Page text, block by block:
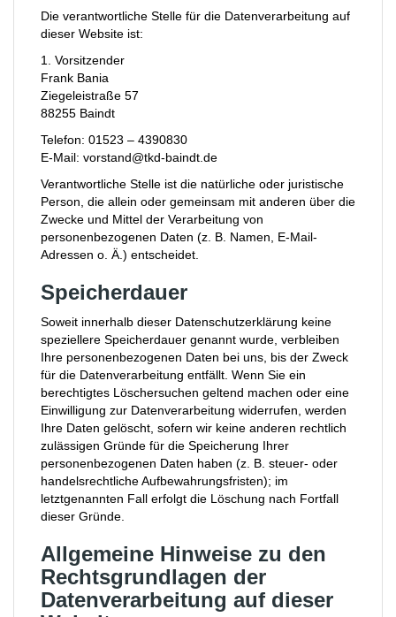
Die verantwortliche Stelle für die Datenverarbeitung auf
dieser Website ist:
1. Vorsitzender
Frank Bania
Ziegeleistraße 57
88255 Baindt
Telefon: 01523 – 4390830
E-Mail: vorstand@tkd-baindt.de
Verantwortliche Stelle ist die natürliche oder juristische
Person, die allein oder gemeinsam mit anderen über die
Zwecke und Mittel der Verarbeitung von
personenbezogenen Daten (z. B. Namen, E-Mail-
Adressen o. Ä.) entscheidet.
Speicherdauer
Soweit innerhalb dieser Datenschutzerklärung keine
speziellere Speicherdauer genannt wurde, verbleiben
Ihre personenbezogenen Daten bei uns, bis der Zweck
für die Datenverarbeitung entfällt. Wenn Sie ein
berechtigtes Löschersuchen geltend machen oder eine
Einwilligung zur Datenverarbeitung widerrufen, werden
Ihre Daten gelöscht, sofern wir keine anderen rechtlich
zulässigen Gründe für die Speicherung Ihrer
personenbezogenen Daten haben (z. B. steuer- oder
handelsrechtliche Aufbewahrungsfristen); im
letztgenannten Fall erfolgt die Löschung nach Fortfall
dieser Gründe.
Allgemeine Hinweise zu den
Rechtsgrundlagen der
Datenverarbeitung auf dieser